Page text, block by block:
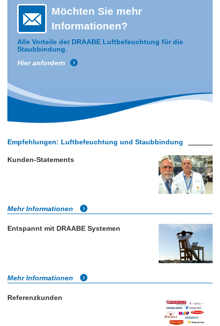
Möchten Sie mehr
Informationen?
Alle Vorteile der DRAABE Luftbefeuchtung für die
Staubbindung.
Hier anfordern
Empfehlungen: Luftbefeuchtung und Staubbindung
Kunden-Statements
Mehr Informationen
Entspannt mit DRAABE Systemen
Mehr Informationen
Referenzkunden